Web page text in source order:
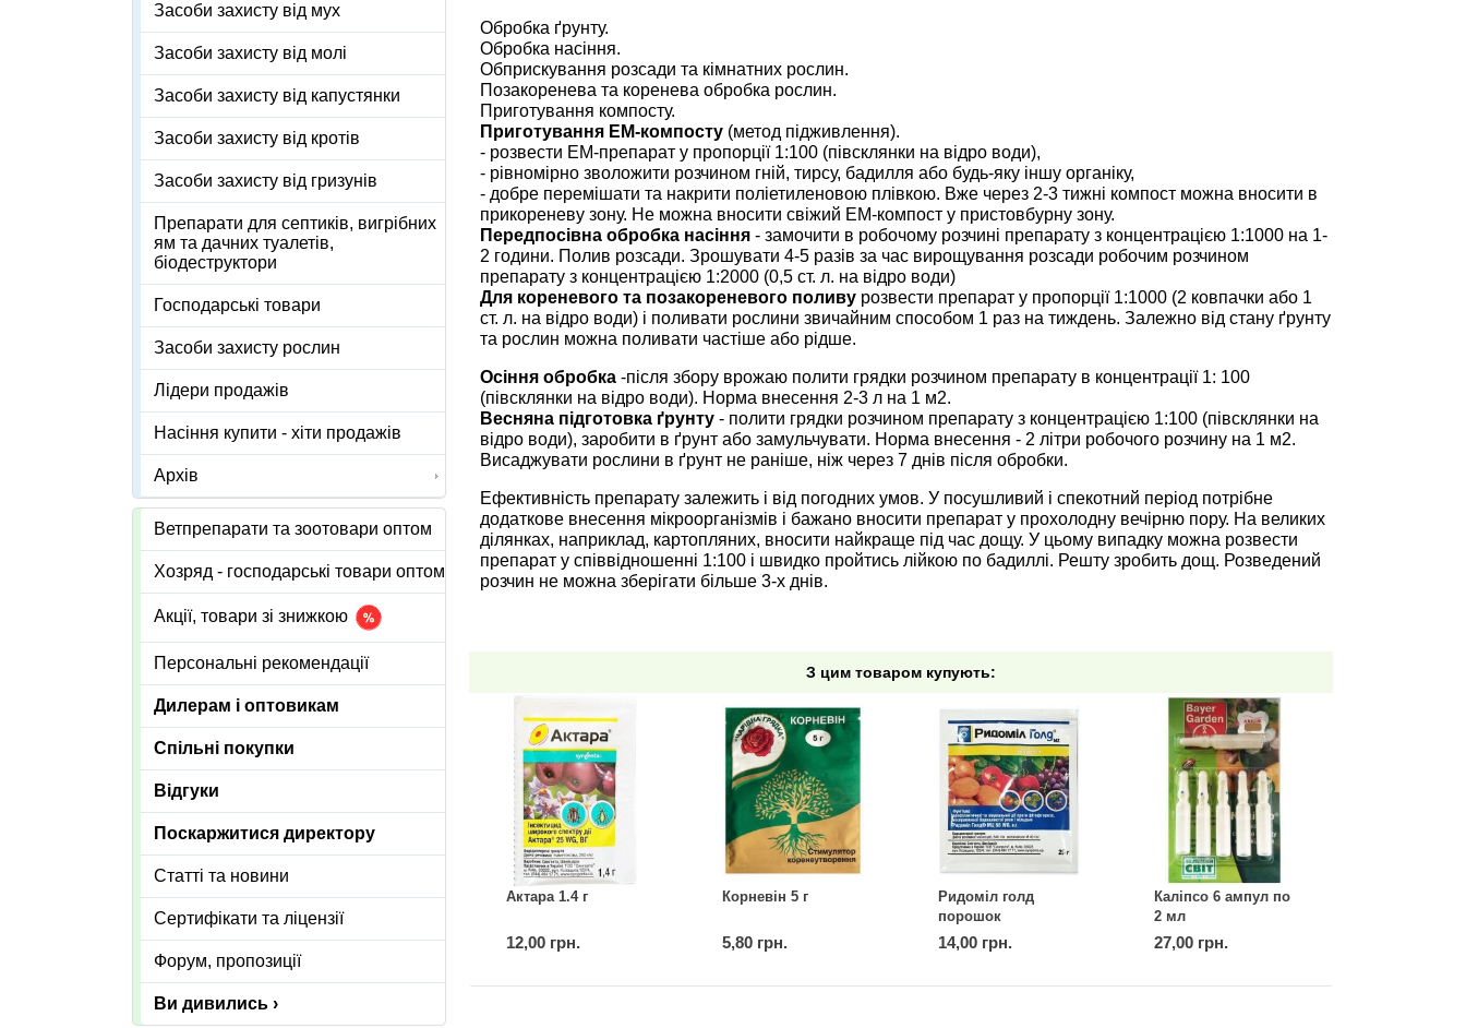
Обробка ґрунту.
Обробка насіння.
Обприскування розсади та кімнатних рослин.
Позакоренева та коренева обробка рослин.
Приготування компосту.
Приготування ЕМ-компосту (метод підживлення).
- розвести ЕМ-препарат у пропорції 1:100 (півсклянки на відро води),
- рівномірно зволожити розчином гній, тирсу, бадилля або будь-яку іншу органіку,
- добре перемішати та накрити поліетиленовою плівкою. Вже через 2-3 тижні компост можна вносити в
прикореневу зону. Не можна вносити свіжий ЕМ-компост у пристовбурну зону.
Передпосівна обробка насіння - замочити в робочому розчині препарату з концентрацією 1:1000 на 1-
2 години. Полив розсади. Зрошувати 4-5 разів за час вирощування розсади робочим розчином
препарату з концентрацією 1:2000 (0,5 ст. л. на відро води)
Для кореневого та позакореневого поливу розвести препарат у пропорції 1:1000 (2 ковпачки або 1
ст. л. на відро води) і поливати рослини звичайним способом 1 раз на тиждень. Залежно від стану ґрунту
та рослин можна поливати частіше або рідше.
Осіння обробка -після збору врожаю полити грядки розчином препарату в концентрації 1: 100
(півсклянки на відро води). Норма внесення 2-3 л на 1 м2.
Весняна підготовка ґрунту - полити грядки розчином препарату з концентрацією 1:100 (півсклянки на
відро води), заробити в ґрунт або замульчувати. Норма внесення - 2 літри робочого розчину на 1 м2.
Висаджувати рослини в ґрунт не раніше, ніж через 7 днів після обробки.
Ефективність препарату залежить і від погодних умов. У посушливий і спекотний період потрібне
додаткове внесення мікроорганізмів і бажано вносити препарат у прохолодну вечірню пору. На великих
ділянках, наприклад, картопляних, вносити найкраще під час дощу. У цьому випадку можна розвести
препарат у співвідношенні 1:100 і швидко пройтись лійкою по бадиллі. Решту зробить дощ. Розведений
розчин не можна зберігати більше 3-х днів.
З цим товаром купують:
Актара 1.4 г
12,00 грн.
Корневін 5 г
5,80 грн.
Ридоміл голд
порошок
(дженерик) 25 г
14,00 грн.
Каліпсо 6 ампул по
2 мл
27,00 грн.
Засоби захисту від мух
Засоби захисту від молі
Засоби захисту від капустянки
Засоби захисту від кротів
Засоби захисту від гризунів
Препарати для септиків, вигрібних
ям та дачних туалетів,
біодеструктори
Господарські товари
Засоби захисту рослин
Лідери продажів
Насіння купити - хіти продажів
Архів
Ветпрепарати та зоотовари оптом
Хозряд - господарські товари оптом
Акції, товари зі знижкою
Персональні рекомендації
Дилерам і оптовикам
Спільні покупки
Відгуки
Поскаржитися директору
Статті та новини
Сертифікати та ліцензії
Форум, пропозиції
Ви дивились ›